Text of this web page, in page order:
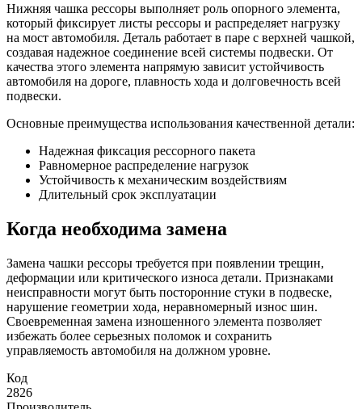
Нижняя чашка рессоры выполняет роль опорного элемента,
который фиксирует листы рессоры и распределяет нагрузку
на мост автомобиля. Деталь работает в паре с верхней чашкой,
создавая надежное соединение всей системы подвески. От
качества этого элемента напрямую зависит устойчивость
автомобиля на дороге, плавность хода и долговечность всей
подвески.
Основные преимущества использования качественной детали:
Надежная фиксация рессорного пакета
Равномерное распределение нагрузок
Устойчивость к механическим воздействиям
Длительный срок эксплуатации
Когда необходима замена
Замена чашки рессоры требуется при появлении трещин,
деформации или критического износа детали. Признаками
неисправности могут быть посторонние стуки в подвеске,
нарушение геометрии хода, неравномерный износ шин.
Своевременная замена изношенного элемента позволяет
избежать более серьезных поломок и сохранить
управляемость автомобиля на должном уровне.
Код
2826